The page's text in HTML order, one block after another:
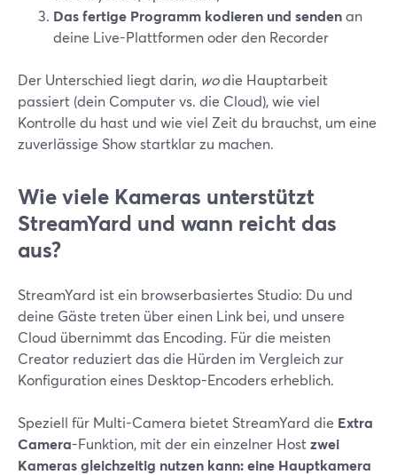
Das fertige Programm kodieren und sendenan
deine Live-Plattformen oder den Recorder
Der Unterschied liegt darin, wodie Hauptarbeit
passiert (dein Computer vs. die Cloud), wie viel
Kontrolle du hast und wie viel Zeit du brauchst, um eine
zuverlässige Show startklar zu machen.
Wie viele Kameras unterstützt
StreamYard und wann reicht das
aus?
StreamYard ist ein browserbasiertes Studio: Du und
deine Gäste treten über einen Link bei, und unsere
Cloud übernimmt das Encoding. Für die meisten
Creator reduziert das die Hürden im Vergleich zur
Konfiguration eines Desktop-Encoders erheblich.
Speziell für Multi-Camera bietet StreamYard die Extra
Camera-Funktion, mit der ein einzelner Hostzwei
Kameras gleichzeitig nutzen kann: eine Hauptkamera